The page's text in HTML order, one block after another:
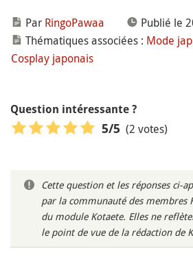
Par RingoPawaa
Publié le
Thématiques associées : Mode
Cosplay japonais
Question intéressante ?
5/5 (2 votes)
Cette question et les réponses ci-
par la communauté des membres
du module Kotaete. Elles ne
le point de vue de la rédaction de